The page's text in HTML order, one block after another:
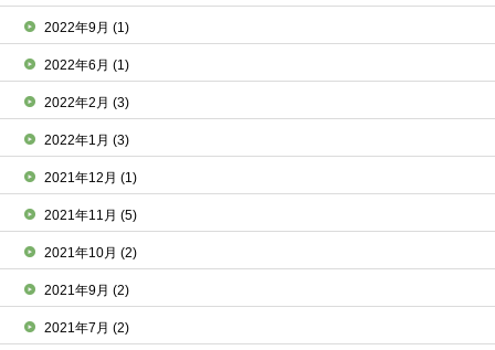
2022年9月(1)
2022年6月(1)
2022年2月(3)
2022年1月(3)
2021年12月(1)
2021年11月(5)
2021年10月(2)
2021年9月(2)
2021年7月(2)